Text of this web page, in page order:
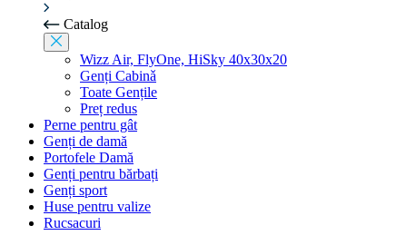
Catalog
Wizz Air, FlyOne, HiSky 40x30x20
Genți Cabinǎ
Toate Gențile
Preț redus
Perne pentru gât
Genți de damă
Portofele Damă
Genți pentru bărbați
Genți sport
Huse pentru valize
Rucsacuri